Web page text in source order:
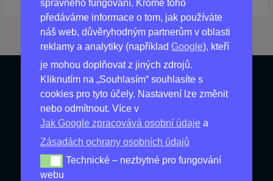
správného fungování. Kromě toho
předáváme informace o tom, jak používáte
náš web, důvěryhodným partnerům v oblasti
reklamy a analytiky (například Google), kteří
je mohou doplňovat z jiných zdrojů.
Kliknutím na „Souhlasím“ souhlasíte s
cookies pro tyto účely. Nastavení lze změnit
nebo odmítnout. Více v
Jak Google zpracovává osobní údaje a
Zásadách ochrany osobních údajů
Technické – nezbytné pro fungování webu
Technické – nezbytné pro fungování
webu
Produkty
Nejprodávanější
Nové produkty